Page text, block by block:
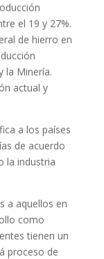
el 19 y 27%.
de hierro en
la Minería.
actual y
a los países
de acuerdo
la industria
a aquellos en
como
tienen un
proceso de